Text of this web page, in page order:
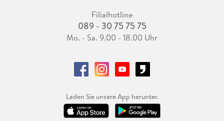
Filialhotline
089 - 30 75 75 75
Mo. - Sa. 9.00 - 18.00 Uhr
Laden Sie unsere App herunter.